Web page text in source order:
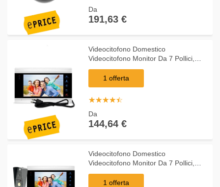
Da
191,63 €
Videocitofono Domestico
Videocitofono Monitor Da 7 Pollici,
Videocamera Per Campanello Con
Scheda Di Memoria [ m706s1-emb]
1 offerta
☆☆☆☆☆
★★★★★
Da
144,64 €
Videocitofono Domestico
Videocitofono Monitor Da 7 Pollici,
Videocamera Per Campanello Con
Scheda Di Memoria [ p201s1m706s1]
1 offerta